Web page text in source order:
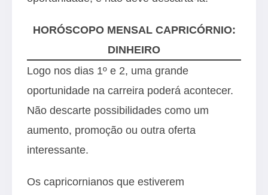
HORÓSCOPO MENSAL CAPRICÓRNIO:
DINHEIRO
Logo nos dias 1º e 2, uma grande
oportunidade na carreira poderá acontecer.
Não descarte possibilidades como um
aumento, promoção ou outra oferta
interessante.
Os capricornianos que estiverem